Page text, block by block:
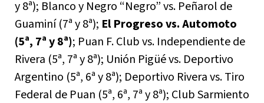
y 8ª); Blanco y Negro “Negro” vs. Peñarol de
Guaminí (7ª y 8ª); El Progreso vs. Automoto
(5ª, 7ª y 8ª); Puan F. Club vs. Independiente de
Rivera (5ª, 7ª y 8ª); Unión Pigüé vs. Deportivo
Argentino (5ª, 6ª y 8ª); Deportivo Rivera vs. Tiro
Federal de Puan (5ª, 6ª, 7ª y 8ª); Club Sarmiento